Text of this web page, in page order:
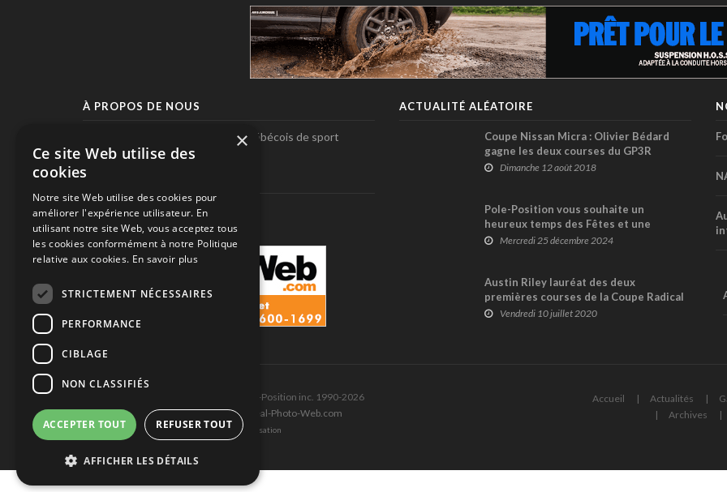
À PROPOS DE NOUS
Pole-Position, le seul magazine québécois de sport
automobile.
SUIVEZ-NOUS
ACTUALITÉ ALÉATOIRE
Coupe Nissan Micra : Olivier Bédard
gagne les deux courses du GP3R
Dimanche 12 août 2018
Pole-Position vous souhaite un
heureux temps des Fêtes et une
excellente année 2025 !
Mercredi 25 décembre 2024
Austin Riley lauréat des deux
premières courses de la Coupe Radical
Canada !
Vendredi 10 juillet 2020
Tous droits réservés © Les Éditions Pole-Position inc. 1990-2026
Ce site est produit et hébergé par Montréal-Photo-Web.com
Politique de confidentialité et Conditions d’utilisation
Accueil Actualités
Archives
×
Ce site Web utilise des
cookies
Notre site Web utilise des cookies pour
améliorer l'expérience utilisateur. En
utilisant notre site Web, vous acceptez tous
les cookies conformément à notre Politique
relative aux cookies. En savoir plus
STRICTEMENT NÉCESSAIRES
PERFORMANCE
CIBLAGE
NON CLASSIFIÉS
ACCEPTER TOUT REFUSER TOUT
AFFICHER LES DÉTAILS